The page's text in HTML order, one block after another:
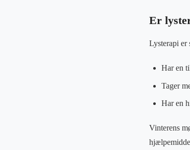
Er
Lysterapi er
Har en
Tager
Har en
Vinterens